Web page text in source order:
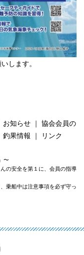
します。
お知らせ ｜ 協会会員の
釣果情報 ｜ リンク
〜
の安全を第１に、会員の指導
乗船中は注意事項を必ず守っ